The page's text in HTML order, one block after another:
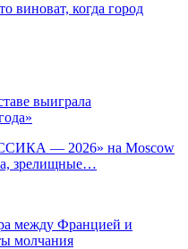
виноват, когда город
выиграла
— 2026» на Moscow
зрелищные…
между Францией и
молчания